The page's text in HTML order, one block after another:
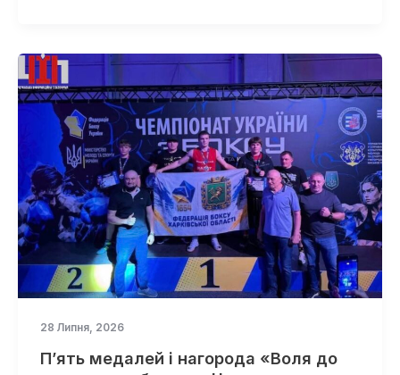
28 Липня, 2026
П’ять медалей і нагорода «Воля до